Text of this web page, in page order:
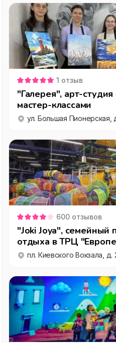
1 отзыв
"Галерея", арт-
мастер-классами
ул. Большая Пионерская,
600 отзывов
"Joki Joya", семейный
отдыха в ТРЦ
пл. Киевского Вокзала, д.